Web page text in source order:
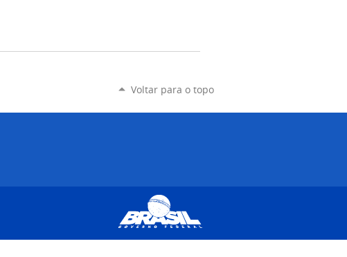
Voltar para o topo